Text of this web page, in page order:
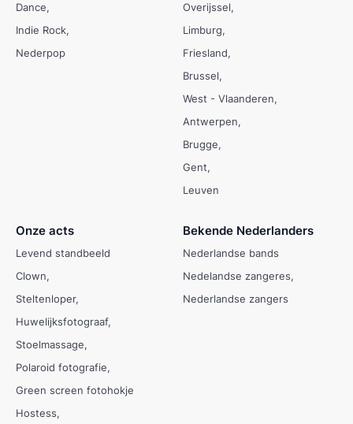
Dance
Indie Rock
Nederpop
Overijssel
Limburg
Friesland
Brussel
West - Vlaanderen
Antwerpen
Brugge
Gent
Leuven
Onze acts
Levend standbeeld
Clown
Steltenloper
Huwelijksfotograaf
Stoelmassage
Polaroid fotografie
Green screen fotohokje
Hostess
Bekende Nederlanders
Nederlandse bands
Nedelandse zangeres
Nederlandse zangers